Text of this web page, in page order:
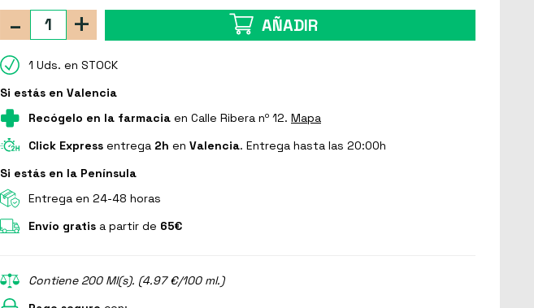
+
- AÑADIR
1 Uds. en STOCK
Si estás en Valencia
Recógelo en la farmacia en Calle Ribera nº 12. Mapa
Click Express entrega 2h en Valencia. Entrega hasta las 20:00h
Si estás en la Península
Entrega en 24-48 horas
Envío gratis a partir de 65€
Contiene 200 Ml(s). (4.97 €/100 ml.)